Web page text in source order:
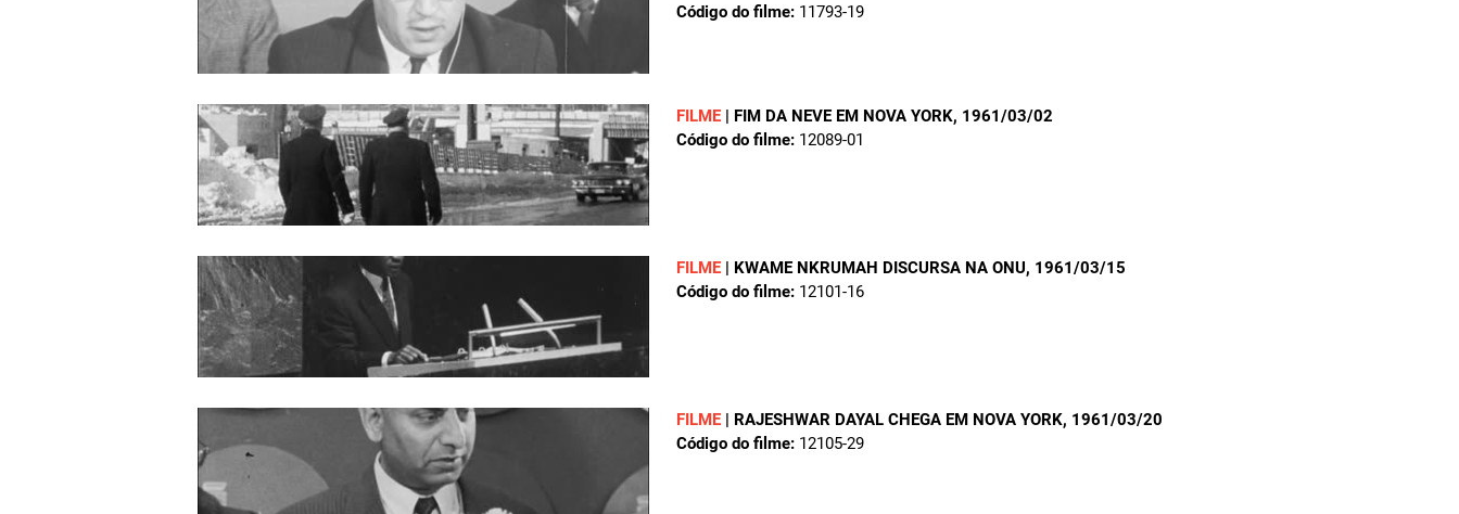
Código do filme: 11793-19
FILME | FIM DA NEVE EM NOVA YORK, 1961/03/02
Código do filme: 12089-01
FILME | KWAME NKRUMAH DISCURSA NA ONU, 1961/03/15
Código do filme: 12101-16
FILME | RAJESHWAR DAYAL CHEGA EM NOVA YORK, 1961/03/20
Código do filme: 12105-29